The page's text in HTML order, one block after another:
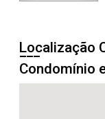
Localização
Condomínio